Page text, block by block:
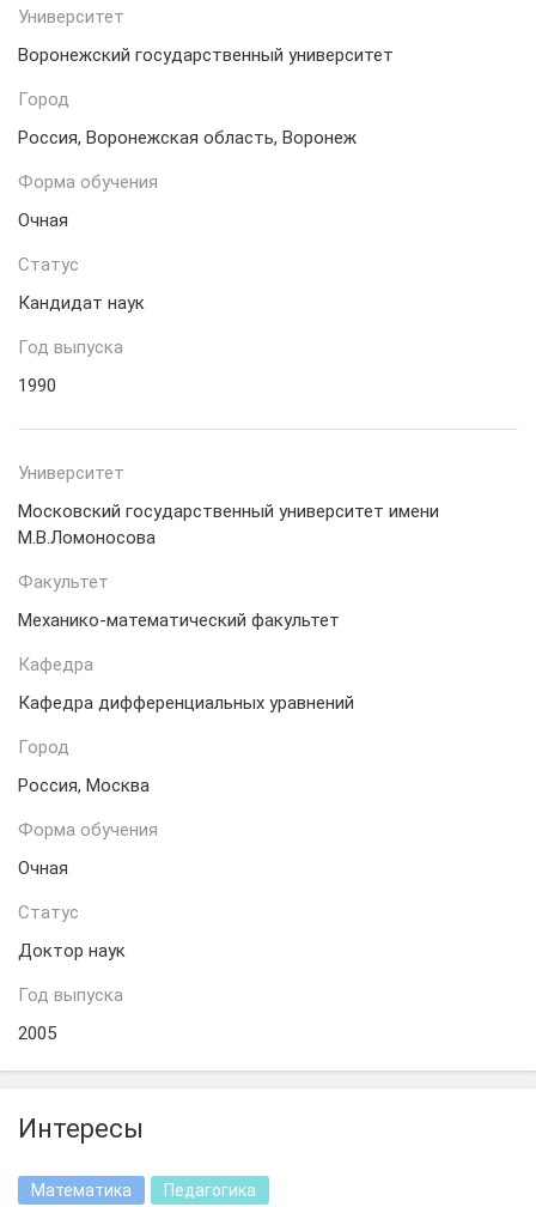
Университет
Воронежский государственный университет
Город
Россия, Воронежская область, Воронеж
Форма обучения
Очная
Статус
Кандидат наук
Год выпуска
1990
Университет
Московский государственный университет имени
М.В.Ломоносова
Факультет
Механико-математический факультет
Кафедра
Кафедра дифференциальных уравнений
Город
Россия, Москва
Форма обучения
Очная
Статус
Доктор наук
Год выпуска
2005
Интересы
Математика Педагогика